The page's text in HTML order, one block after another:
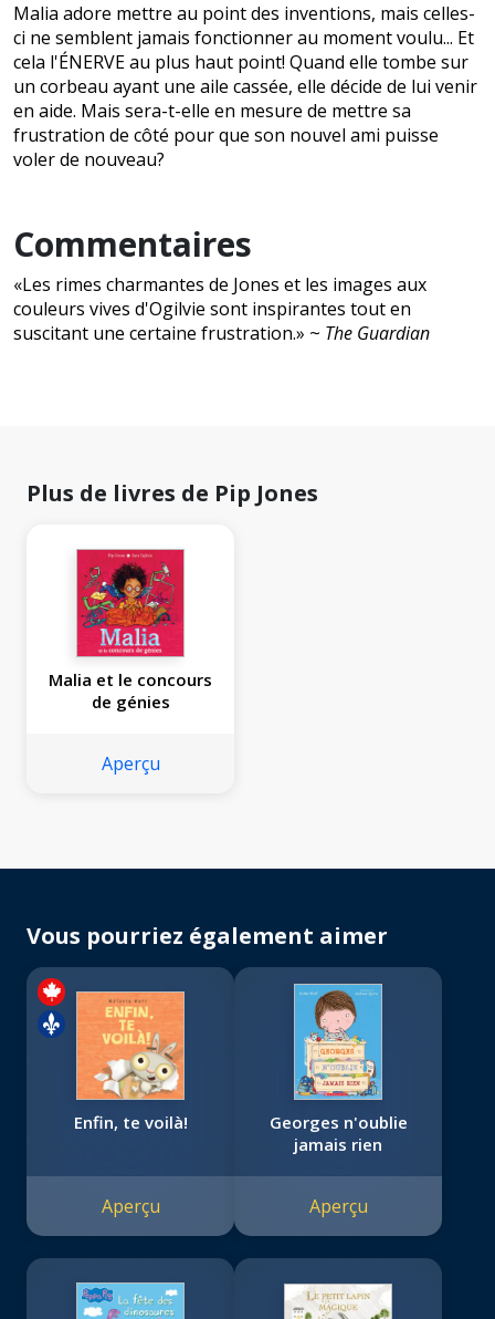
Malia adore mettre au point des inventions, mais celles-
ci ne semblent jamais fonctionner au moment voulu... Et
cela l'ÉNERVE au plus haut point! Quand elle tombe sur
un corbeau ayant une aile cassée, elle décide de lui venir
en aide. Mais sera-t-elle en mesure de mettre sa
frustration de côté pour que son nouvel ami puisse
voler de nouveau?
Commentaires
«Les rimes charmantes de Jones et les images aux
couleurs vives d'Ogilvie sont inspirantes tout en
suscitant une certaine frustration.» ~ The Guardian
Plus de livres de Pip Jones
Malia et le concours
de génies
Aperçu
Vous pourriez également aimer
Enfin, te voilà!
Aperçu
Georges n'oublie
jamais rien
Aperçu